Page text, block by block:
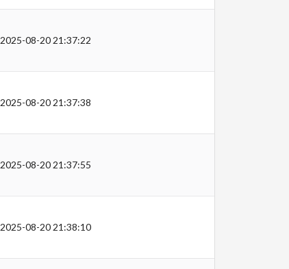
2025-08-20 21:37:22
2025-08-20 21:37:38
2025-08-20 21:37:55
2025-08-20 21:38:10